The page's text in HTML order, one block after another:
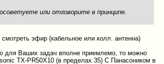
или отговорите в принципе.
эфир (кабельное или колл. антенна)
для Ваших задач вполне приемлемо, то можно
TX-PR50X10 (в пределах 35) C Панасоником в